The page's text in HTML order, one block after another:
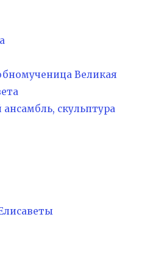
Великая
скульптура